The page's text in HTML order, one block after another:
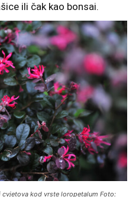
ili čak kao bonsai.
kod vrste loropetalum Foto: